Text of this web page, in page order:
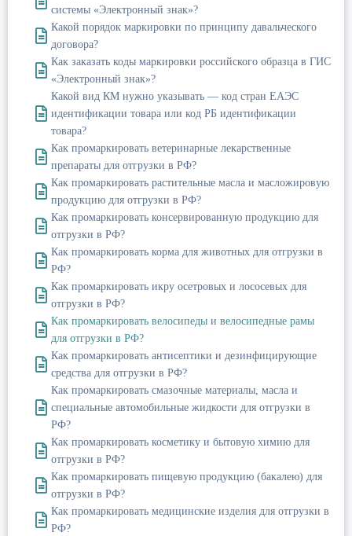
системы «Электронный знак»?
Какой порядок маркировки по принципу давальческого
договора?
Как заказать коды маркировки российского образца в ГИС
«Электронный знак»?
Какой вид КМ нужно указывать — код стран ЕАЭС
идентификации товара или код РБ идентификации
товара?
Как промаркировать ветеринарные лекарственные
препараты для отгрузки в РФ?
Как промаркировать растительные масла и масложировую
продукцию для отгрузки в РФ?
Как промаркировать консервированную продукцию для
отгрузки в РФ?
Как промаркировать корма для животных для отгрузки в
РФ?
Как промаркировать икру осетровых и лососевых для
отгрузки в РФ?
Как промаркировать велосипеды и велосипедные рамы
для отгрузки в РФ?
Как промаркировать антисептики и дезинфицирующие
средства для отгрузки в РФ?
Как промаркировать смазочные материалы, масла и
специальные автомобильные жидкости для отгрузки в
РФ?
Как промаркировать косметику и бытовую химию для
отгрузки в РФ?
Как промаркировать пищевую продукцию (бакалею) для
отгрузки в РФ?
Как промаркировать медицинские изделия для отгрузки в
РФ?